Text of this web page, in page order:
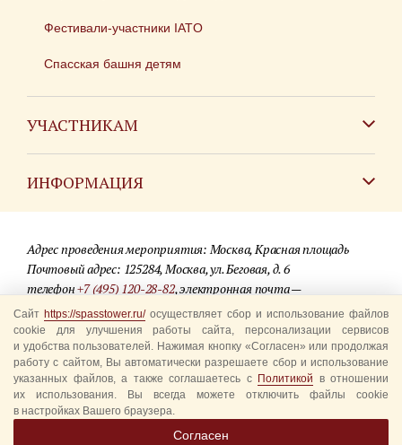
Фестивали-участники IATO
Спасская башня детям
УЧАСТНИКАМ
ИНФОРМАЦИЯ
Для СМИ
Где купить билеты
Акции
Вопрос-ответ
Правила посещения
Уполномоченные представители
Адрес проведения мероприятия: Москва, Красная площадь
Почтовый адрес: 125284, Москва, ул. Беговая, д. 6
телефон+7 (495) 120-28-82, электронная почта —
info@spasstower.ru
© 2009-2025 Официальный сайт фестиваля «Спасская башня»
Разработка сайта —студия «Сибирикс»
Сайт https://spasstower.ru/осуществляет сбор и использование файлов
cookie для улучшения работы сайта, персонализации сервисов
и удобства пользователей. Нажимая кнопку «Согласен» или продолжая
работу с сайтом, Вы автоматически разрешаете сбор и использование
указанных файлов, а также соглашаетесь с Политикой в отношении
их использования. Вы всегда можете отключить файлы cookie
в настройках Вашего браузера.
Согласен